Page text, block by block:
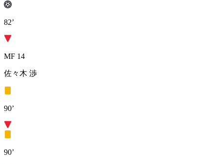
82’
MF 14
佐々木 渉
90’
90’